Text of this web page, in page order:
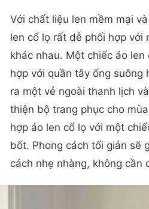
Với chất liệu len mềm mại
len cổ lọ rất dễ phối hợp với
khác nhau. Một chiếc áo
hợp với quần tây ống suông
ra một vẻ ngoài thanh lịch
thiện bộ trang phục cho
hợp áo len cổ lọ với một
bốt. Phong cách tối giản sẽ
cách nhẹ nhàng, không cần